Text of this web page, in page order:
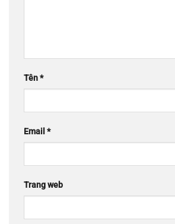
Tên*
Email *
Trang web